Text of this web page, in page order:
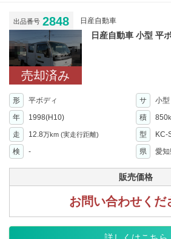
出品番号 2848 日産自動車
売却済み
日産自動車 小型 平
形 平ボディ サ
小型
年
1998(H10) 積 850
走 12.8万km (実走行距離) 型
KC-
検
- 県 愛知
販売価格
お問い合わせくだ